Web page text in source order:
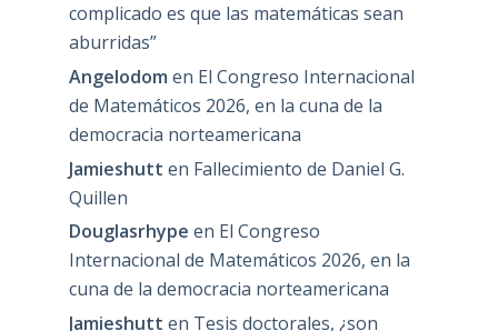
complicado es que las matemáticas sean
aburridas”
Angelodom en El Congreso Internacional
de Matemáticos 2026, en la cuna de la
democracia norteamericana
Jamieshutt en Fallecimiento de Daniel G.
Quillen
Douglasrhype en El Congreso
Internacional de Matemáticos 2026, en la
cuna de la democracia norteamericana
Jamieshutt en Tesis doctorales, ¿son